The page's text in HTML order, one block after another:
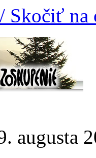
Skočiť na
augusta